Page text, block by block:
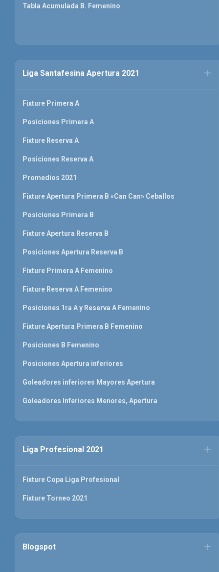
Tabla Acumulada B. Femenino
Liga Santafesina Apertura 2021
Fixture Primera A
Posiciones Primera A
Fixture Reserva A
Posiciones Reserva A
Promedios 2021
Fixture Apertura Primera B «Can Can» Ceballos
Posiciones Primera B
Fixture Apertura Reserva B
Posiciones Apertura Reserva B
Fixture Primera A Femenino
Fixture Reserva A Femenino
Posiciones 1ra A y Reserva A Femenino
Fixture Apertura Primera B Femenino
Posiciones B Femenino
Posiciones Apertura inferiores
Goleadores inferiores Mayores Apertura
Goleadores Inferiores Menores, Apertura
Liga Profesional 2021
Fixture Copa Liga Profesional
Fixture Torneo 2021
Blogspot